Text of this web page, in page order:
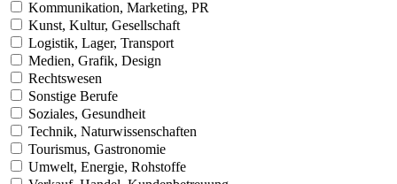
Kommunikation, Marketing, PR
Kunst, Kultur, Gesellschaft
Logistik, Lager, Transport
Medien, Grafik, Design
Rechtswesen
Sonstige Berufe
Soziales, Gesundheit
Technik, Naturwissenschaften
Tourismus, Gastronomie
Umwelt, Energie, Rohstoffe